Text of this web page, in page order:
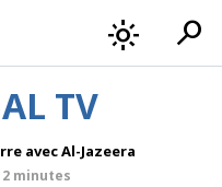
light_mode search
TV
avec Al-Jazeera
2 minutes